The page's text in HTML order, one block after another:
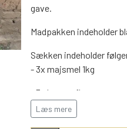
gave.
Madpakken indeholder
Sækken indeholder
- 3x majsmel 1kg
- 3x bønner 1kg
- 2x hvide ris 1 kg
Læs mere